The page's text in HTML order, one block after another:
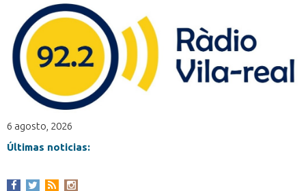
6 agosto, 2026
Últimas noticias: